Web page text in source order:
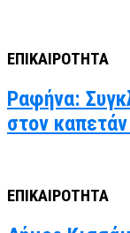
ΕΠΙΚΑΙΡΟΤΗΤΑ
Ραφήνα:
στον
ΕΠΙΚΑΙΡΟΤΗΤΑ